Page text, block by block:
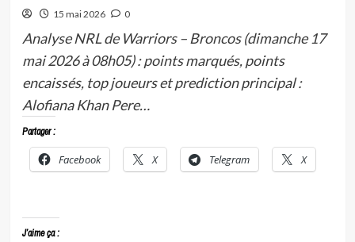
15 mai 2026 0
Analyse NRL de Warriors – Broncos (dimanche 17
mai 2026 à 08h05) : points marqués, points
encaissés, top joueurs et prediction principal :
Alofiana Khan Pere…
Partager :
Facebook X Telegram X
J’aime ça :